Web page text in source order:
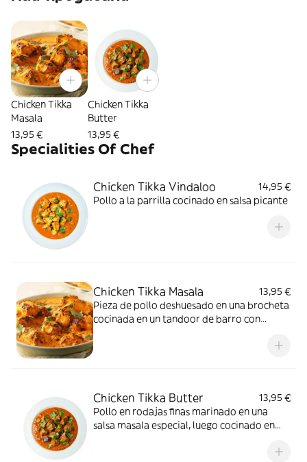
Chicken Tikka
Masala
13,95 €
Chicken Tikka
Butter
13,95 €
Specialities Of Chef
Chicken Tikka Vindaloo
14,95 €
Pollo a la parrilla cocinado en salsa picante
Chicken Tikka Masala
13,95 €
Pieza de pollo deshuesado en una brocheta
cocinada en un tandoor de barro con
Chicken Tikka Butter
13,95 €
Pollo en rodajas finas marinado en una
salsa masala especial, luego cocinado en